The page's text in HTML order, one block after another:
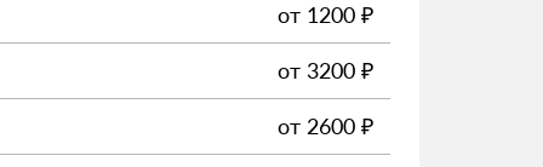
от 1200 ₽
от 3200 ₽
от 2600 ₽